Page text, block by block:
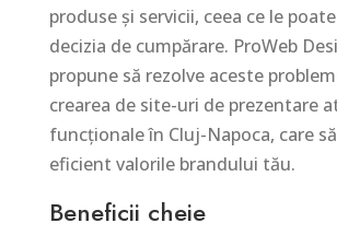
produse și servicii, ceea ce le
decizia de cumpărare. ProWeb
propune să rezolve aceste
crearea de site-uri de prezentare
funcționale în Cluj-Napoca, care
eficient valorile brandului tău.
Beneficii cheie